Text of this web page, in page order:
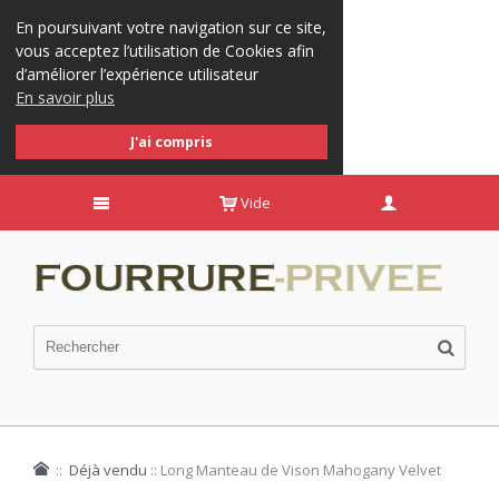
En poursuivant votre navigation sur ce site,
vous acceptez l’utilisation de Cookies afin
d’améliorer l’expérience utilisateur
En savoir plus
J'ai compris
Vide
:: Déjà vendu :: Long Manteau de Vison Mahogany Velvet